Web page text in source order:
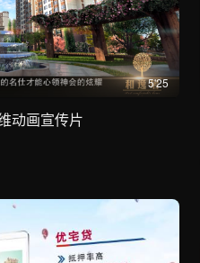
5'25
动画宣传片